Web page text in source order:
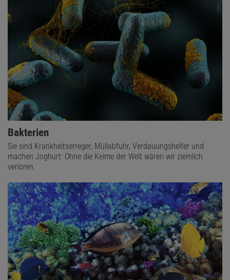
Bakterien
Sie sind Krankheitserreger, Müllabfuhr, Verdauungshelfer und
machen Joghurt: Ohne die Keime der Welt wären wir ziemlich
verloren.